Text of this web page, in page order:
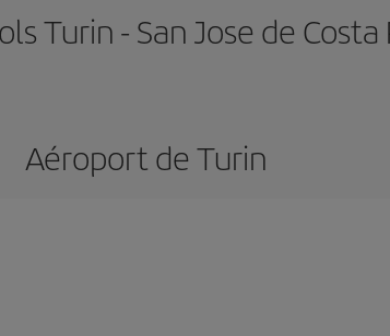
Turin - San Jose de Costa
Aéroport de Turin